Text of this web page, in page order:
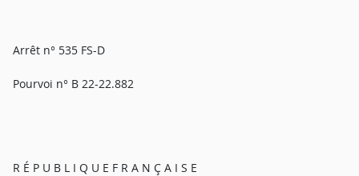
Arrêt n° 535 FS-D
Pourvoi n° B 22-22.882
R É P U B L I Q U E F R A N Ç A I S E